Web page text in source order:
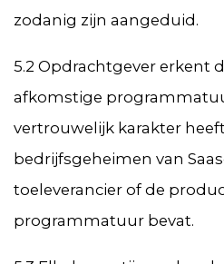
zodanig zijn aangeduid.
5.2 Opdrachtgever erkent
afkomstige
vertrouwelijk karakter
bedrijfsgeheimen van
toeleverancier of de
programmatuur bevat.